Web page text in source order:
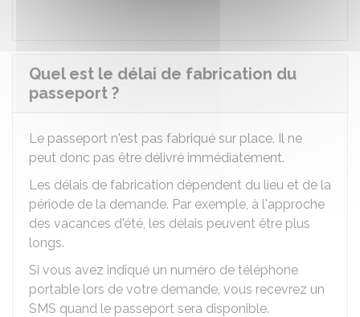
Quel est le délai de fabrication du
passeport ?
Le passeport n'est pas fabriqué sur place. Il ne
peut donc pas être délivré immédiatement.
Les délais de fabrication dépendent du lieu et de la
période de la demande. Par exemple, à l'approche
des vacances d'été, les délais peuvent être plus
longs.
Si vous avez indiqué un numéro de téléphone
portable lors de votre demande, vous recevrez un
SMS quand le passeport sera disponible.